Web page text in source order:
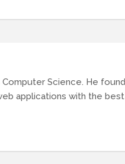
Science. He
applications with the